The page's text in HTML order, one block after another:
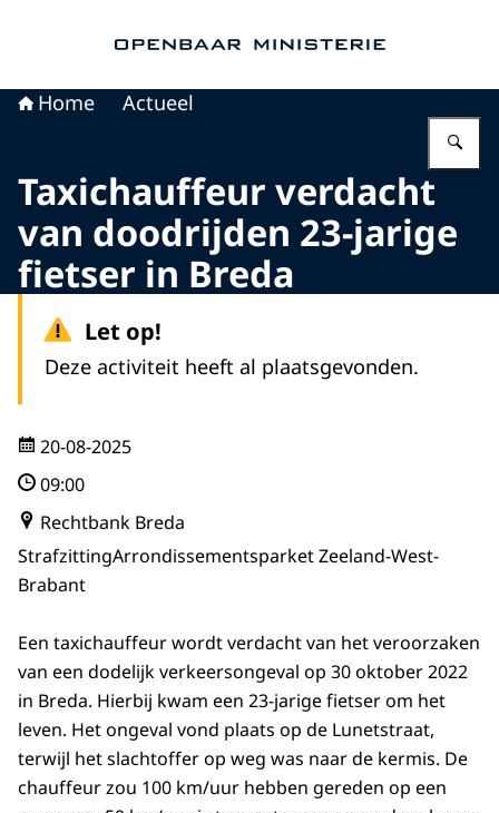
Home Actueel
Taxichauffeur verdacht
van doodrijden 23-jarige
fietser in Breda
Let op!
Deze activiteit heeft al plaatsgevonden.
20-08-2025
09:00
Rechtbank Breda
StrafzittingArrondissementsparket Zeeland-West-
Brabant
Een taxichauffeur wordt verdacht van het veroorzaken
van een dodelijk verkeersongeval op 30 oktober 2022
in Breda. Hierbij kwam een 23-jarige fietser om het
leven. Het ongeval vond plaats op de Lunetstraat,
terwijl het slachtoffer op weg was naar de kermis. De
chauffeur zou 100 km/uur hebben gereden op een